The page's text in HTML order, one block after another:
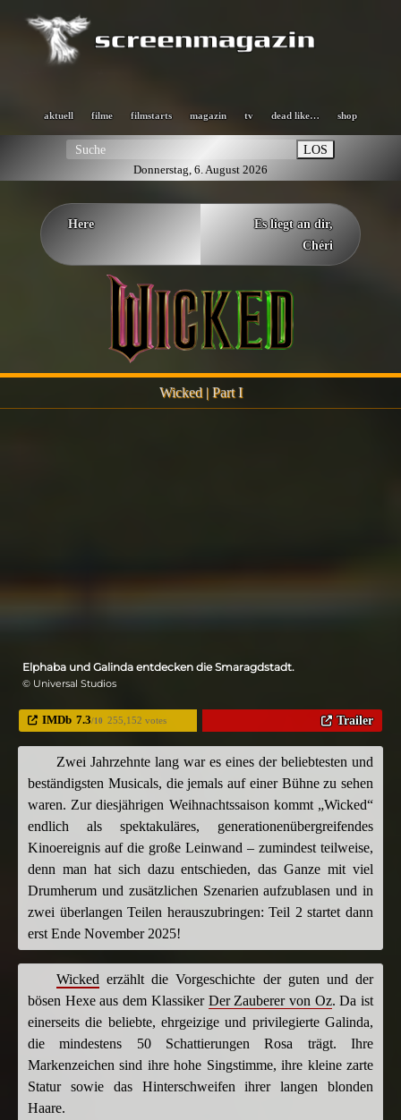
aktuell filme filmstarts magazin tv dead like… shop
LOS
Donnerstag, 6. August 2026
Here
Es liegt an dir,
Chéri
Wicked | Part I
Elphaba und Galinda entdecken die Smaragdstadt.
© Universal Studios
IMDb 7.3/10 255,152 votes Trailer
Zwei Jahrzehnte lang war es eines der beliebtesten und
beständigsten Musicals, die jemals auf einer Bühne zu sehen
waren. Zur diesjährigen Weihnachtssaison kommt „Wicked“
endlich als spektakuläres, generationenübergreifendes
Kinoereignis auf die große Leinwand – zumindest teilweise,
denn man hat sich dazu entschieden, das Ganze mit viel
Drumherum und zusätzlichen Szenarien aufzublasen und in
zwei überlangen Teilen herauszubringen: Teil 2 startet dann
erst Ende November 2025!
Wicked erzählt die Vorgeschichte der guten und der
bösen Hexe aus dem Klassiker Der Zauberer von Oz. Da ist
einerseits die beliebte, ehrgeizige und privilegierte Galinda,
die mindestens 50 Schattierungen Rosa trägt. Ihre
Markenzeichen sind ihre hohe Singstimme, ihre kleine zarte
Statur sowie das Hinterschweifen ihrer langen blonden
Haare.